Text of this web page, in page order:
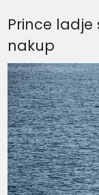
Prince
nakup